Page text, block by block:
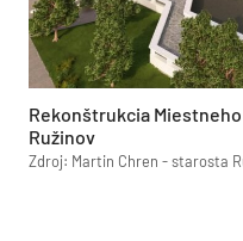
Rekonštrukcia
Ružinov
Zdroj: Martin Chren - starosta